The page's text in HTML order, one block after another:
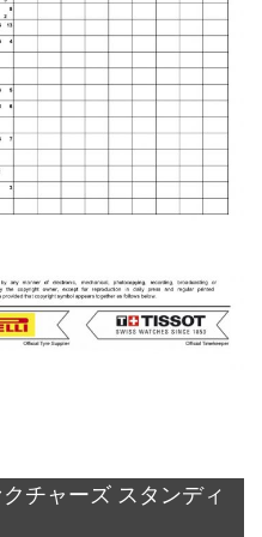
チャーズ スタンディ